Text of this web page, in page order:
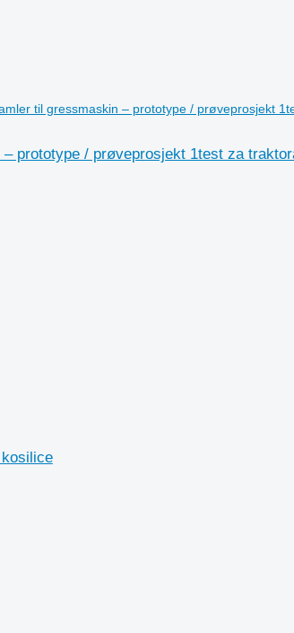
til gressmaskin – prototype / prøveprosjekt
prototype / prøveprosjekt 1test za